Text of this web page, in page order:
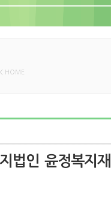
HOME
법인 윤정복지